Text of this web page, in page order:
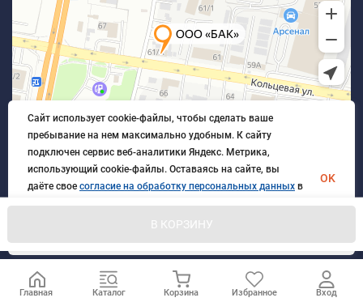
В КОРЗИНУ
© 2026 БлагАвтоКомплект. Все права защищены
Главная Каталог Корзина Избранное Вход
Сайт использует cookie-файлы, чтобы сделать ваше
пребывание на нем максимально удобным. К cайту
подключен сервис веб-аналитики Яндекс. Метрика,
использующий cookie-файлы. Оставаясь на сайте, вы
даёте свое согласие на обработку персональных данных в
порядке, указанном вПолитике обработки персональных
OK